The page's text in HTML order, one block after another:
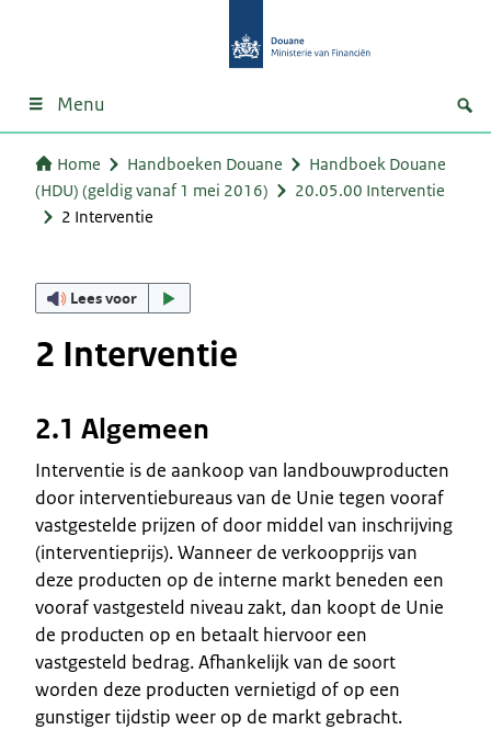
Menu
Home Handboeken Douane
Handboek Douane
(HDU) (geldig vanaf 1 mei 2016)
20.05.00 Interventie
2 Interventie
Lees voor
2 Interventie
2.1 Algemeen
Interventie is de aankoop van landbouwproducten
door interventiebureaus van de Unie tegen vooraf
vastgestelde prijzen of door middel van inschrijving
(interventieprijs). Wanneer de verkoopprijs van
deze producten op de interne markt beneden een
vooraf vastgesteld niveau zakt, dan koopt de Unie
de producten op en betaalt hiervoor een
vastgesteld bedrag. Afhankelijk van de soort
worden deze producten vernietigd of op een
gunstiger tijdstip weer op de markt gebracht.